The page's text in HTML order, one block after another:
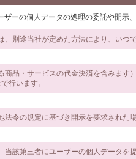
ーの個人データの処理の委託や開示
別途当社が定めた方法により、いつ
品・サービスの代金決済を含みま
行います。
令の規定に基づき開示を要求された
該第三者にユーザーの個人データを提